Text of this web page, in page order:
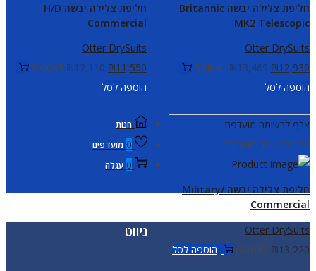
חליפת צלילה יבשה Britannic
MK2 Telescopic
Otter DrySuits
SM041 ₪13,469
המחיר
המקורי
₪13,469.
₪12,930
המחיר
₪12,930.
הוספה לסל
חליפת צלילה יבשה H/D
Commercial
Otter DrySuits
SM035₪12,110
המחיר
המקורי
₪11,550
המחיר
הוספה לסל
צרף לרשימה מועדפת
צרף לרשימה מועדפת
חליפת צלילה יבשה Military/
Commercial
Otter DrySuits
SM033 ₪13,220 הוספה לסל
חנות
0 מועדפים
0 עגלה
ניווט